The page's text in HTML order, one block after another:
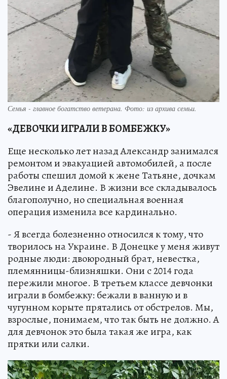
Семья - главное богатство ветерана. Фото: из архива семьи.
«ДЕВОЧКИ ИГРАЛИ В БОМБЕЖКУ»
Еще несколько лет назад Александр занимался
ремонтом и эвакуацией автомобилей, а после
работы спешил домой к жене Татьяне, дочкам
Эвелине и Аделине. В жизни все складывалось
благополучно, но специальная военная
операция изменила все кардинально.
- Я всегда болезненно относился к тому, что
творилось на Украине. В Донецке у меня живут
родные люди: двоюродный брат, невестка,
племянницы-близняшки. Они с 2014 года
пережили многое. В третьем классе девчонки
играли в бомбежку: бежали в ванную и в
чугунном корыте прятались от обстрелов. Мы,
взрослые, понимаем, что так быть не должно. А
для девчонок это была такая же игра, как
прятки или салки.